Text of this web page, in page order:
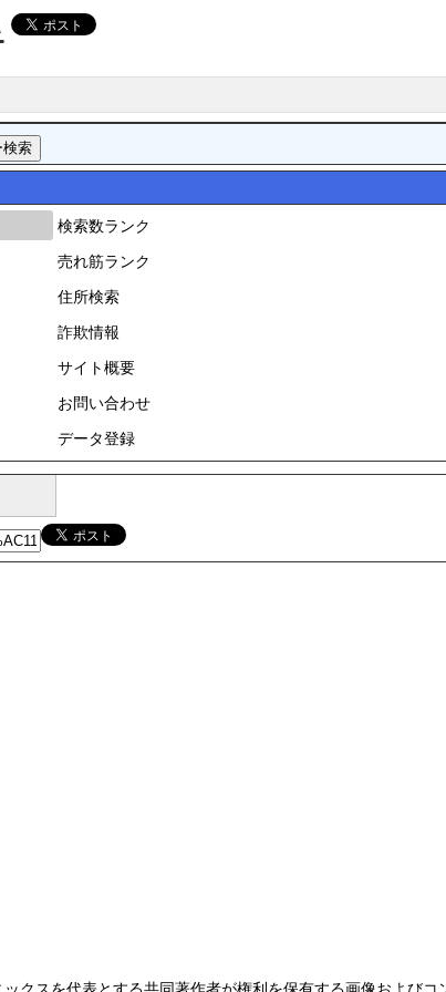
検索数ランク
売れ筋ランク
住所検索
詐欺情報
サイト概要
お問い合わせ
データ登録